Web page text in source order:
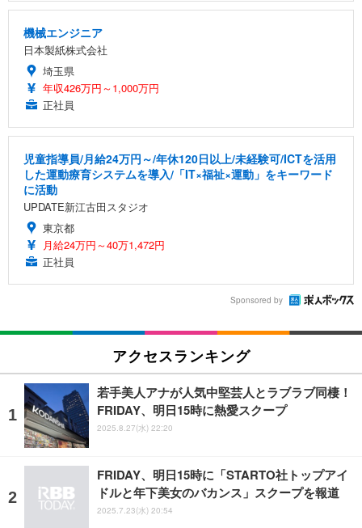
機械エンジニア
日本製紙株式会社
埼玉県
年収426万円～1,000万円
正社員
児童指導員/月給24万円～/年休120日以上/未経験可/ICTを活用
した運動療育システムを導入/「IT×福祉×運動」をキーワード
に活動
UPDATE新江古田スタジオ
東京都
月給24万円～40万1,472円
正社員
Sponsored by
アクセスランキング
若手美人アナが人気中堅芸人とラブラブ同棲！
FRIDAY、明日15時に熱愛スクープ
2025.8.27(水) 22:20
FRIDAY、明日15時に「STARTO社トップアイ
ドルと年下美女のバカンス」スクープを報道
2025.7.23(水) 20:54